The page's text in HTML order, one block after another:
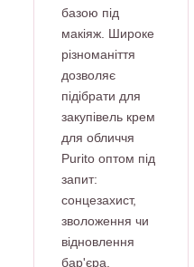
базою під
макіяж. Широке
різноманіття
дозволяє
підібрати для
закупівель крем
для обличчя
Purito оптом під
запит:
сонцезахист,
зволоження чи
відновлення
бар'єра.